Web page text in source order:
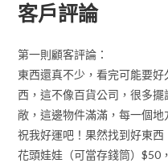
客戶評論
第一則顧客評論：
東西還真不少，看完可能要
西，這不像百貨公司，很多
敞，這邊物件滿滿，每一個地
祝我好運吧！果然找到好東
花頭娃娃（可當存錢筒）$50